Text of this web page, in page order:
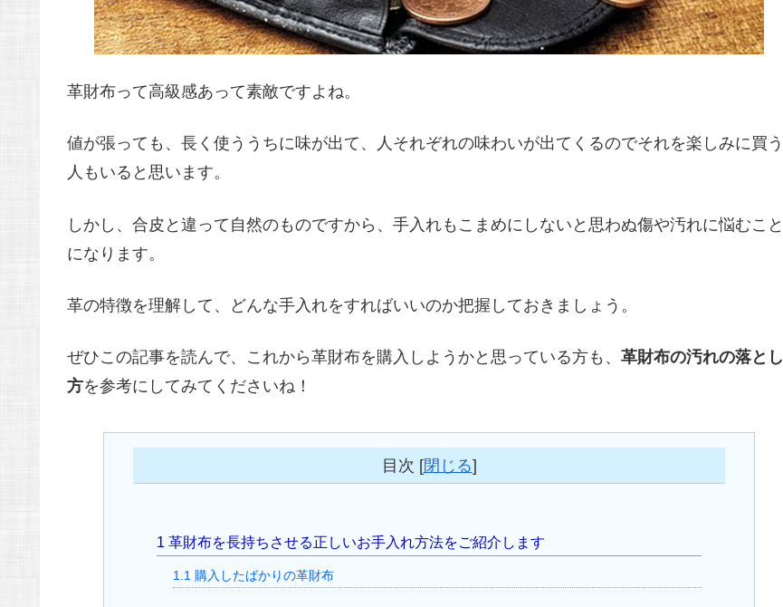
革財布って高級感あって素敵ですよね。
値が張っても、長く使ううちに味が出て、人それぞれの味わいが出てくるのでそれを楽しみに買う
人もいると思います。
しかし、合皮と違って自然のものですから、手入れもこまめにしないと思わぬ傷や汚れに悩むこと
になります。
革の特徴を理解して、どんな手入れをすればいいのか把握しておきましょう。
ぜひこの記事を読んで、これから革財布を購入しようかと思っている方も、 革財布の汚れの落とし
方を参考にしてみてくださいね！
目次 [閉じる]
1 革財布を長持ちさせる正しいお手入れ方法をご紹介します
1.1 購入したばかりの革財布